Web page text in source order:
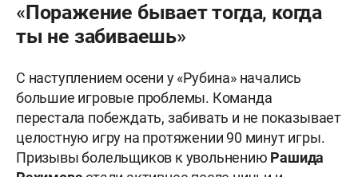
«Поражение бывает тогда, когда
ты не забиваешь»
С наступлением осени у «Рубина» начались
большие игровые проблемы. Команда
перестала побеждать, забивать и не показывает
целостную игру на протяжении 90 минут игры.
Призывы болельщиков к увольнению Рашида